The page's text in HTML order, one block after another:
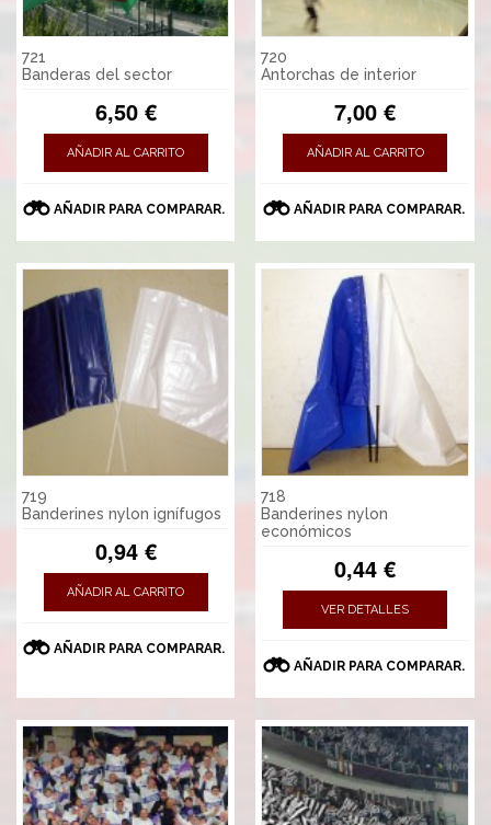
721
Banderas del sector
6,50 €
AÑADIR AL CARRITO
AÑADIR PARA COMPARAR.
720
Antorchas de interior
7,00 €
AÑADIR AL CARRITO
AÑADIR PARA COMPARAR.
719
Banderines nylon ignífugos
0,94 €
AÑADIR AL CARRITO
AÑADIR PARA COMPARAR.
718
Banderines nylon
económicos
0,44 €
VER DETALLES
AÑADIR PARA COMPARAR.